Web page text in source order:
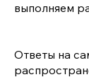
выполняем
Ответы на